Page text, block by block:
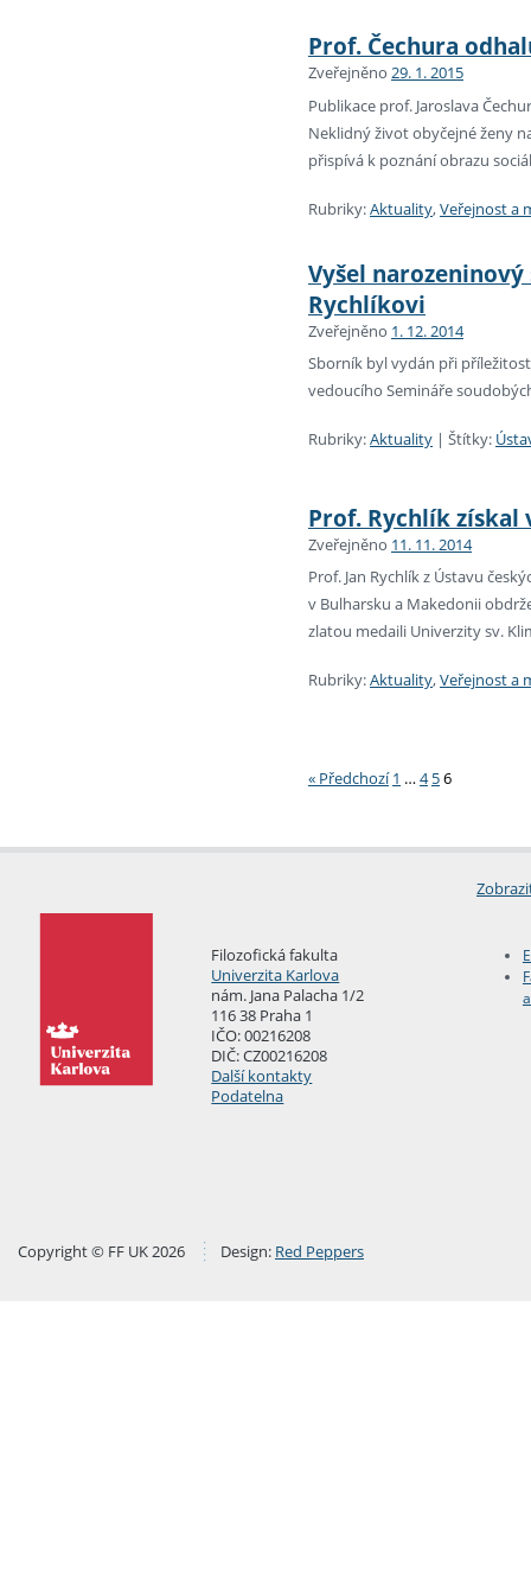
Prof. Čechura
Zveřejněno 29. 1. 2015
Publikace prof. Jaroslava
Neklidný život obyčejné ženy
přispívá k poznání obrazu
Rubriky:Aktuality,Veřejnost a
Vyšel
Rychlíkovi
Zveřejněno 1. 12. 2014
Sborník byl vydán při
vedoucího Semináře
Rubriky:Aktuality | Štítky:
Prof. Rychlík získal
Zveřejněno 11. 11. 2014
Prof. Jan Rychlík z Ústavu
v Bulharsku a Makedonii
zlatou medaili Univerzity sv.
Rubriky:Aktuality,Veřejnost a
« Předchozí 1 …4 56
Filozofická fakulta
Univerzita Karlova
nám. Jana Palacha 1/2
116 38 Praha 1
IČO: 00216208
DIČ: CZ00216208
Další kontakty
Podatelna
Copyright © FF UK 2026 Design: Red Peppers